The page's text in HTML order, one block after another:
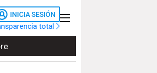
INICIA SESIÓN
total